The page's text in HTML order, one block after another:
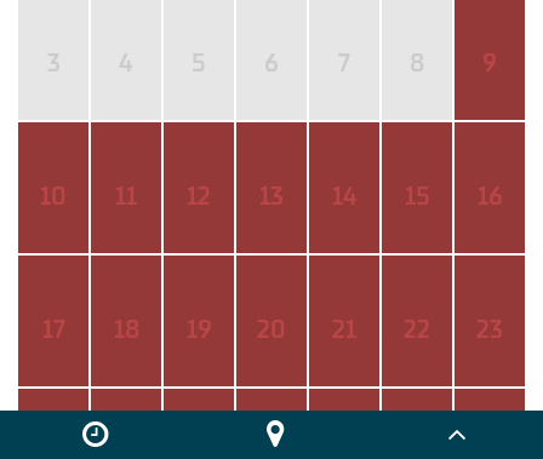
3 4 5 6 7 8 9
10 11 12 13 14 15 16
17 18 19 20 21 22 23